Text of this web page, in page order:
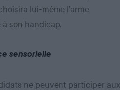
lui-même l’arme
son handicap.
sensorielle
ne peuvent participer aux